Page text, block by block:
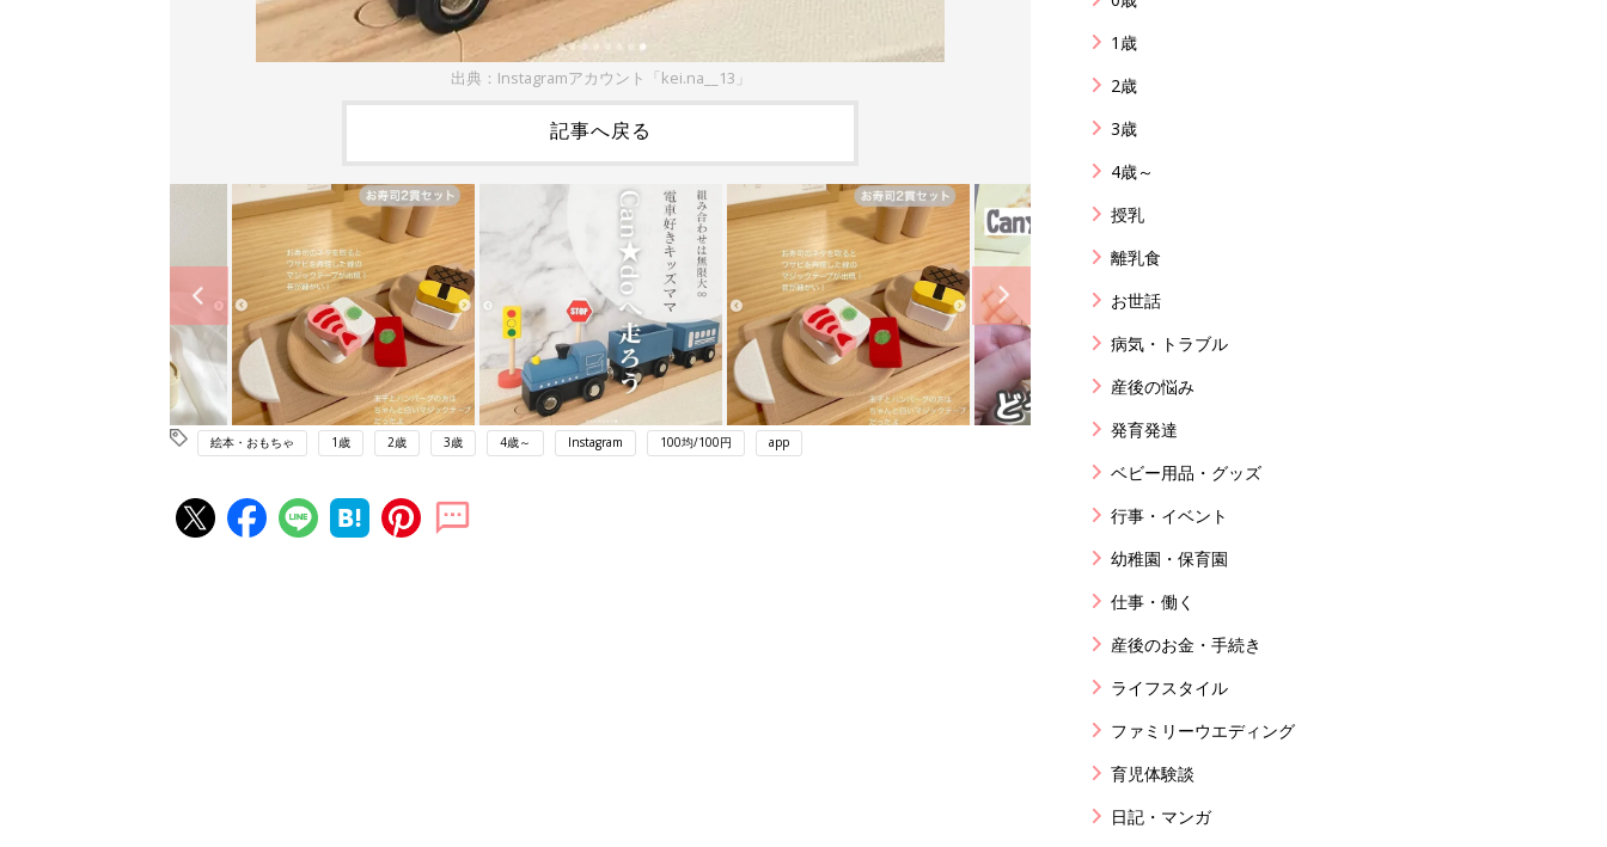
出典：Instagramアカウント「kei.na__13」
記事へ戻る
絵本・おもちゃ 1歳 2歳 3歳 4歳～ Instagram 100均/100円 app
1歳
2歳
3歳
4歳～
授乳
離乳食
お世話
病気・トラブル
産後の悩み
発育発達
ベビー用品・グッズ
行事・イベント
幼稚園・保育園
仕事・働く
産後のお金・手続き
ライフスタイル
ファミリーウエディング
育児体験談
日記・マンガ